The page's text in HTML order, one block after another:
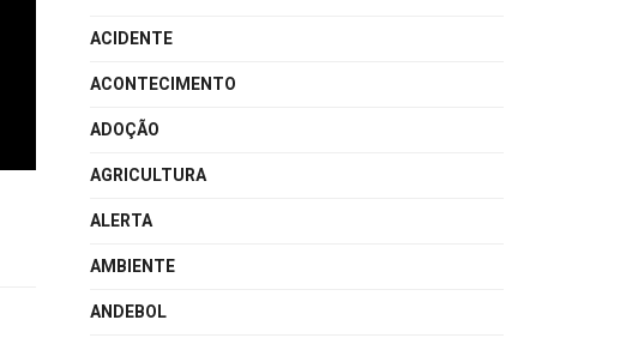
ACIDENTE
ACONTECIMENTO
ADOÇÃO
AGRICULTURA
ALERTA
AMBIENTE
ANDEBOL